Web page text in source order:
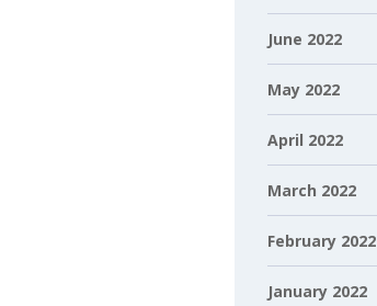
June 2022
May 2022
April 2022
March 2022
February 2022
January 2022